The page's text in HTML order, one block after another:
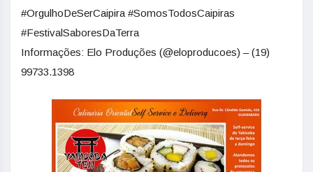
#OrgulhoDeSerCaipira #SomosTodosCaipiras
#FestivalSaboresDaTerra
Informações: Elo Produções (@eloproducoes) – (19)
99733.1398